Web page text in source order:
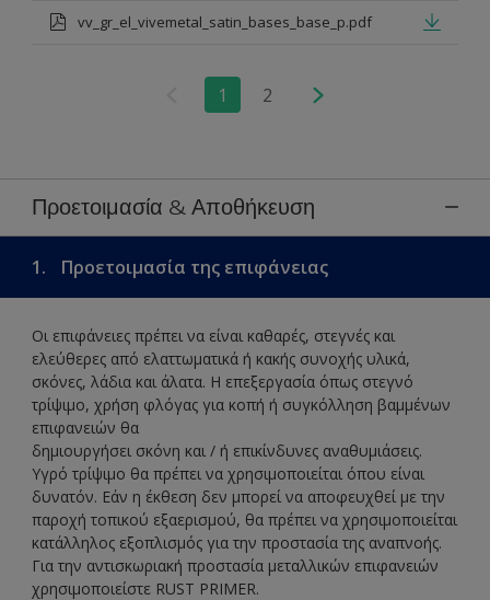
vv_gr_el_vivemetal_satin_bases_base_p.pdf
1 2
Προετοιμασία & Αποθήκευση
1. Προετοιμασία της επιφάνειας
Οι επιφάνειες πρέπει να είναι καθαρές, στεγνές και
ελεύθερες από ελαττωματικά ή κακής συνοχής υλικά,
σκόνες, λάδια και άλατα. Η επεξεργασία όπως στεγνό
τρίψιμο, χρήση φλόγας για κοπή ή συγκόλληση βαμμένων
επιφανειών θα
δημιουργήσει σκόνη και / ή επικίνδυνες αναθυμιάσεις.
Υγρό τρίψιμο θα πρέπει να χρησιμοποιείται όπου είναι
δυνατόν. Εάν η έκθεση δεν μπορεί να αποφευχθεί με την
παροχή τοπικού εξαερισμού, θα πρέπει να χρησιμοποιείται
κατάλληλος εξοπλισμός για την προστασία της αναπνοής.
Για την αντισκωριακή προστασία μεταλλικών επιφανειών
χρησιμοποιείστε RUST PRIMER.